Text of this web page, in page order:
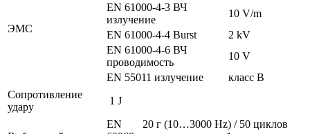
ЭMC
EN 61000-4-3 ВЧ
излучение
10 V/m
EN 61000-4-4 Burst
2 kV
EN 61000-4-6 ВЧ
проводимость
10 V
EN 55011 излучение
класс B
Сопротивление
удару
1 J
EN
20 г (10…3000 Hz) / 50 циклов